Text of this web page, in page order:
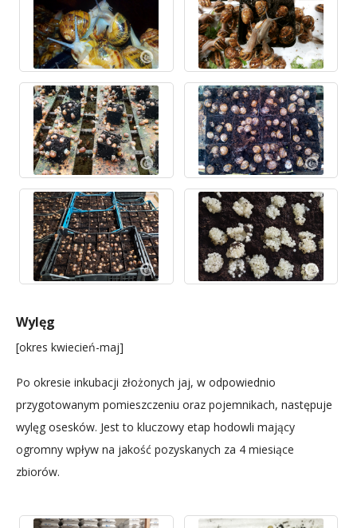
Wylęg
[okres kwiecień-maj]
Po okresie inkubacji złożonych jaj, w odpowiednio
przygotowanym pomieszczeniu oraz pojemnikach, następuje
wylęg osesków. Jest to kluczowy etap hodowli mający
ogromny wpływ na jakość pozyskanych za 4 miesiące
zbiorów.